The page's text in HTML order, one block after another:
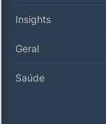
Insights
Geral
Saúde